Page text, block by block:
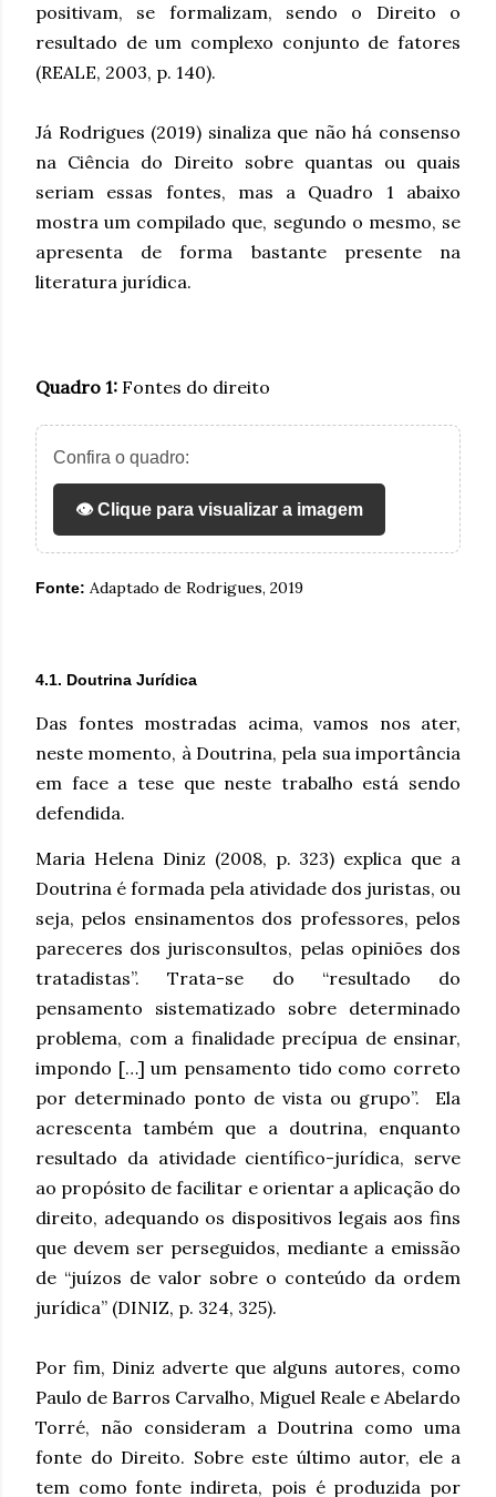
positivam, se formalizam, sendo o Direito o
resultado de um complexo conjunto de fatores
(REALE, 2003, p. 140).
Já Rodrigues (2019) sinaliza que não há consenso
na Ciência do Direito sobre quantas ou quais
seriam essas fontes, mas a Quadro 1 abaixo
mostra um compilado que, segundo o mesmo, se
apresenta de forma bastante presente na
literatura jurídica.
Quadro 1: Fontes do direito
Confira o quadro:
👁️ Clique para visualizar a imagem
Fonte: Adaptado de Rodrigues, 2019
4.1. Doutrina Jurídica
Das fontes mostradas acima, vamos nos ater,
neste momento, à Doutrina, pela sua importância
em face a tese que neste trabalho está sendo
defendida.
Maria Helena Diniz (2008, p. 323) explica que a
Doutrina é formada pela atividade dos juristas, ou
seja, pelos ensinamentos dos professores, pelos
pareceres dos jurisconsultos, pelas opiniões dos
tratadistas”. Trata-se do “resultado do
pensamento sistematizado sobre determinado
problema, com a finalidade precípua de ensinar,
impondo […] um pensamento tido como correto
por determinado ponto de vista ou grupo”. Ela
acrescenta também que a doutrina, enquanto
resultado da atividade científico-jurídica, serve
ao propósito de facilitar e orientar a aplicação do
direito, adequando os dispositivos legais aos fins
que devem ser perseguidos, mediante a emissão
de “juízos de valor sobre o conteúdo da ordem
jurídica” (DINIZ, p. 324, 325).
Por fim, Diniz adverte que alguns autores, como
Paulo de Barros Carvalho, Miguel Reale e Abelardo
Torré, não consideram a Doutrina como uma
fonte do Direito. Sobre este último autor, ele a
tem como fonte indireta, pois é produzida por